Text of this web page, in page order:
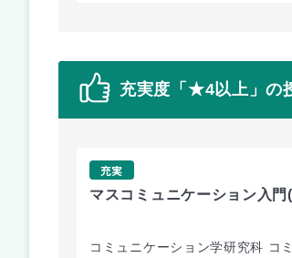
充実度「★4以上」の
充実
マスコミュニケーション入門
コミュニケーション学研究科 コ